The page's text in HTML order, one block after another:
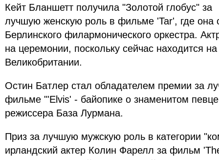
Кейт Бланшетт получила "Золотой глобус" за
лучшую женскую роль в фильме 'Tar', где она
Берлинского филармонического оркестра.
на церемонии, поскольку сейчас находится
Великобритании.
Остин Батлер стал обладателем премии за
фильме "'Elvis' - байопике о знаменитом
режиссера База Лурмана.
Приз за лучшую мужскую роль в категории
ирландский актер Колин Фарелл за фильм